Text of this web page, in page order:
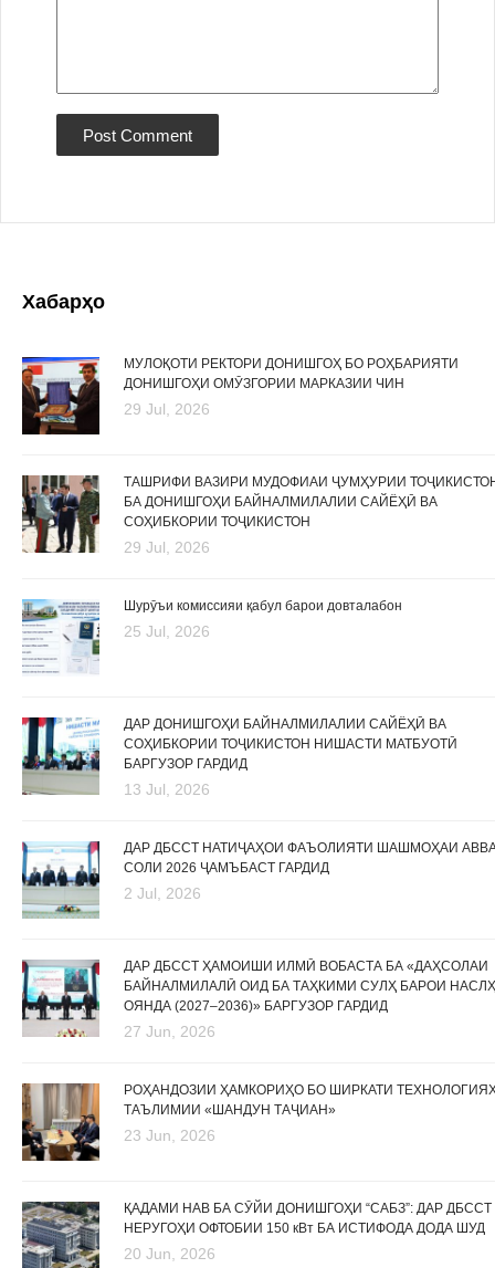
Хабарҳо
МУЛОҚОТИ РЕКТОРИ ДОНИШГОҲ БО РОҲБАРИЯТИ
ДОНИШГОҲИ ОМӮЗГОРИИ МАРКАЗИИ ЧИН
29 Jul, 2026
ТАШРИФИ ВАЗИРИ МУДОФИАИ ҶУМҲУРИИ
БА ДОНИШГОҲИ БАЙНАЛМИЛАЛИИ САЙЁҲӢ ВА
СОҲИБКОРИИ ТОҶИКИСТОН
29 Jul, 2026
Шурӯъи комиссияи қабул барои довталабон
25 Jul, 2026
ДАР ДОНИШГОҲИ БАЙНАЛМИЛАЛИИ САЙЁҲӢ ВА
СОҲИБКОРИИ ТОҶИКИСТОН НИШАСТИ МАТБУОТӢ
БАРГУЗОР ГАРДИД
13 Jul, 2026
ДАР ДБССТ НАТИҶАҲОИ ФАЪОЛИЯТИ ШАШМОҲАИ
СОЛИ 2026 ҶАМЪБАСТ ГАРДИД
2 Jul, 2026
ДАР ДБССТ ҲАМОИШИ ИЛМӢ ВОБАСТА БА «ДАҲСОЛАИ
БАЙНАЛМИЛАЛӢ ОИД БА ТАҲКИМИ СУЛҲ БАРОИ
ОЯНДА (2027–2036)» БАРГУЗОР ГАРДИД
27 Jun, 2026
РОҲАНДОЗИИ ҲАМКОРИҲО БО ШИРКАТИ
ТАЪЛИМИИ «ШАНДУН ТАҶИАН»
23 Jun, 2026
ҚАДАМИ НАВ БА СӮЙИ ДОНИШГОҲИ “САБЗ”: ДАР ДБССТ
НЕРУГОҲИ ОФТОБИИ 150 кВт БА ИСТИФОДА ДОДА ШУД
20 Jun, 2026